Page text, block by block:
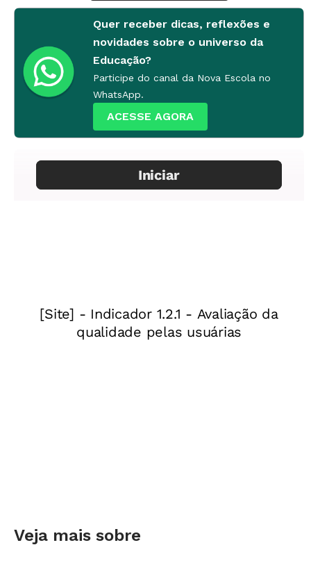
Quer receber dicas, reflexões e
novidades sobre o universo da
Educação?
Participe do canal da Nova Escola no
WhatsApp.
ACESSE AGORA
Veja mais sobre